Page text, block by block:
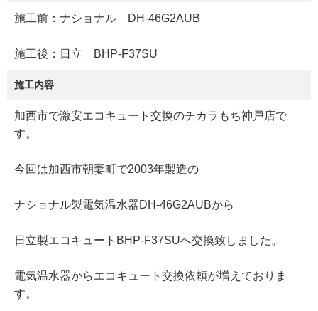
施工前：ナショナル DH-46G2AUB
施工後：日立 BHP-F37SU
施工内容
加西市で激安エコキュート交換のチカラもち神戸店で
す。
今回は加西市朝妻町で2003年製造の
ナショナル製電気温水器DH-46G2AUBから
日立製エコキュートBHP-F37SUへ交換致しました。
電気温水器からエコキュート交換依頼が増えておりま
す。